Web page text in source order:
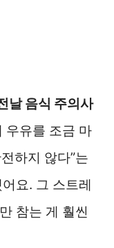
날 음식 주의사
우유를 조금 마
하지 않다”는
요. 그 스트레
참는 게 훨씬